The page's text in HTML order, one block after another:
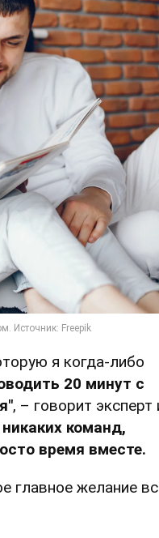
я когда-либо
20 минут с
, – говорит эксперт
команд,
время вместе.
главное желание